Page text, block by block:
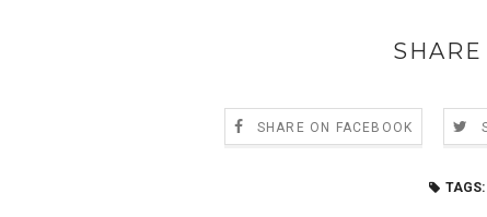
SHARE ON FACEBOOK
TAGS: